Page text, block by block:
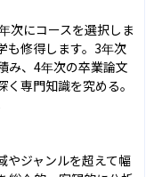
次にコースを選択しま
も修得します。3年次
み、4年次の卒業論文
専門知識を究める。
やジャンルを超えて幅